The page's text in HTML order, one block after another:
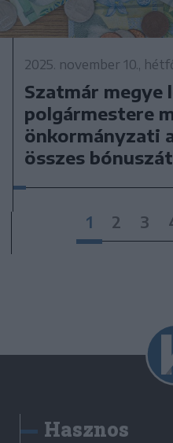
2025. november 10.,
Szatmár megye
polgármestere
önkormányzati
összes bónuszát
1 2 3
Hasznos